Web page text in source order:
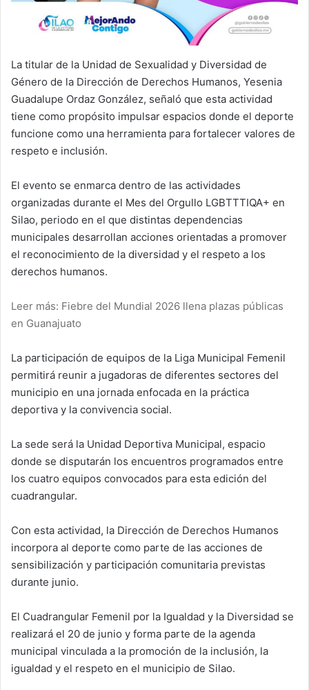
La titular de la Unidad de Sexualidad y Diversidad de
Género de la Dirección de Derechos Humanos, Yesenia
Guadalupe Ordaz González, señaló que esta actividad
tiene como propósito impulsar espacios donde el deporte
funcione como una herramienta para fortalecer valores de
respeto e inclusión.
El evento se enmarca dentro de las actividades
organizadas durante el Mes del Orgullo LGBTTTIQA+ en
Silao, periodo en el que distintas dependencias
municipales desarrollan acciones orientadas a promover
el reconocimiento de la diversidad y el respeto a los
derechos humanos.
Leer más: Fiebre del Mundial 2026 llena plazas públicas
en Guanajuato
La participación de equipos de la Liga Municipal Femenil
permitirá reunir a jugadoras de diferentes sectores del
municipio en una jornada enfocada en la práctica
deportiva y la convivencia social.
La sede será la Unidad Deportiva Municipal, espacio
donde se disputarán los encuentros programados entre
los cuatro equipos convocados para esta edición del
cuadrangular.
Con esta actividad, la Dirección de Derechos Humanos
incorpora al deporte como parte de las acciones de
sensibilización y participación comunitaria previstas
durante junio.
El Cuadrangular Femenil por la Igualdad y la Diversidad se
realizará el 20 de junio y forma parte de la agenda
municipal vinculada a la promoción de la inclusión, la
igualdad y el respeto en el municipio de Silao.